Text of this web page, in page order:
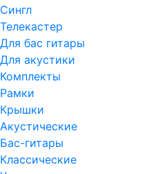
Сингл
Телекастер
Для бас гитары
Для акустики
Комплекты
Рамки
Крышки
Акустические
Бас-гитары
Классические